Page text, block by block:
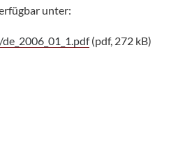
unter:
(pdf, 272 kB)